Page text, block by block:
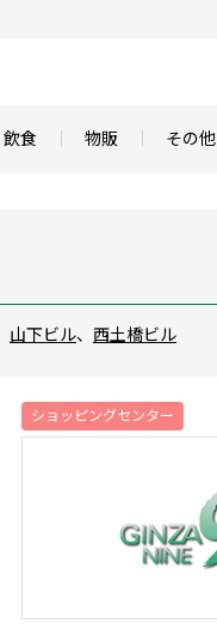
飲食 物販 その他
山下ビル、 西土橋ビル
ショッピングセンター